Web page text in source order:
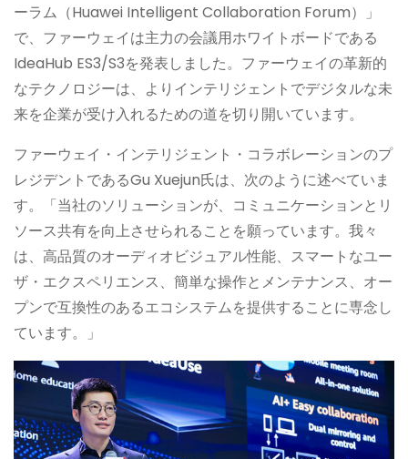
ーラム（Huawei Intelligent Collaboration Forum）」
で、ファーウェイは主力の会議用ホワイトボードである
IdeaHub ES3/S3を発表しました。ファーウェイの革新的
なテクノロジーは、よりインテリジェントでデジタルな未
来を企業が受け入れるための道を切り開いています。
ファーウェイ・インテリジェント・コラボレーションのプ
レジデントであるGu Xuejun氏は、次のように述べていま
す。「当社のソリューションが、コミュニケーションとリ
ソース共有を向上させられることを願っています。我々
は、高品質のオーディオビジュアル性能、スマートなユー
ザ・エクスペリエンス、簡単な操作とメンテナンス、オー
プンで互換性のあるエコシステムを提供することに専念し
ています。」